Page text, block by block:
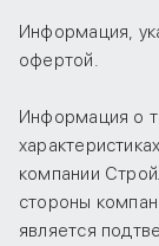
Информация,
офертой.
Информация о
компании
стороны
является